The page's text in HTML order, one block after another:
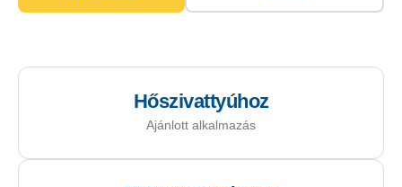
Hőszivattyúhoz
Ajánlott alkalmazás